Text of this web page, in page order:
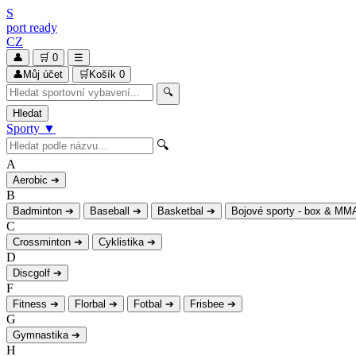
S
port ready
CZ
👤 🛒 0
☰
👤 Můj účet 🛒 Košík 0
🔍
Hledat
Sporty ▼
🔍
A
Aerobic ➔
B
Badminton ➔ Baseball ➔ Basketbal ➔ Bojové sporty - box &
C
Crossminton ➔ Cyklistika ➔
D
Discgolf ➔
F
Fitness ➔ Florbal ➔ Fotbal ➔ Frisbee ➔
G
Gymnastika ➔
H